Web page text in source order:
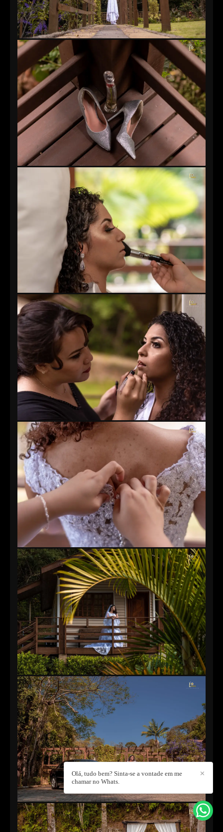
✕
Olá, tudo bem? Sinta-se a vontade em me
chamar no Whats.